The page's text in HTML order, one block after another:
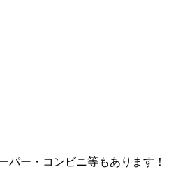
パー・コンビニ等もあります！